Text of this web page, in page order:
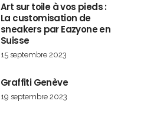
Art sur toile à vos pieds :
La customisation de
sneakers par Eazyone en
Suisse
15 septembre 2023
Graffiti Genève
19 septembre 2023